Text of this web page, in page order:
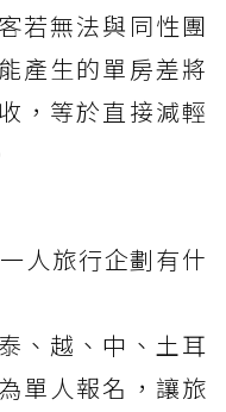
若無法與同性團
產生的單房差將
，等於直接減輕
人旅行企劃有什
、越、中、土耳
單人報名，讓旅